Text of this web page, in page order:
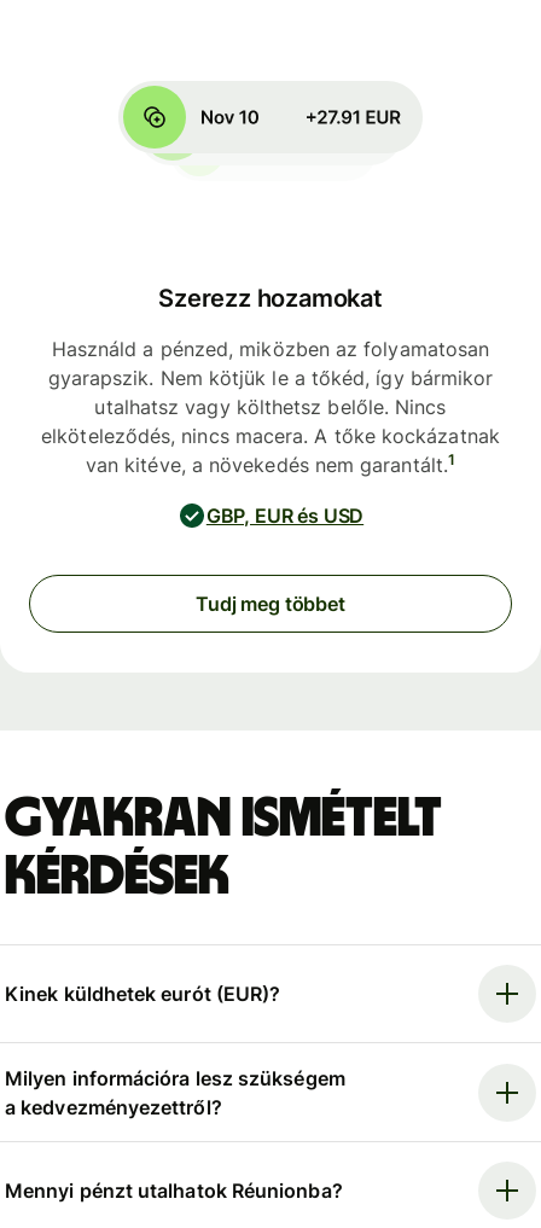
Szerezz hozamokat
Használd a pénzed, miközben az folyamatosan
gyarapszik. Nem kötjük le a tőkéd, így bármikor
utalhatsz vagy költhetsz belőle. Nincs
elköteleződés, nincs macera. A tőke kockázatnak
van kitéve, a növekedés nem garantált.1
GBP, EUR és USD
Tudj meg többet
Gyakran ismételt
kérdések
Kinek küldhetek eurót (EUR)?
Milyen információra lesz szükségem
a kedvezményezettről?
Mennyi pénzt utalhatok Réunionba?